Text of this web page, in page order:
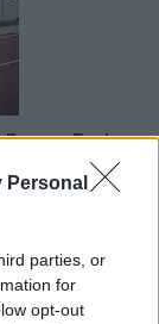
Personal
parties, or
for
opt-out
a Egola.
tempo a opera